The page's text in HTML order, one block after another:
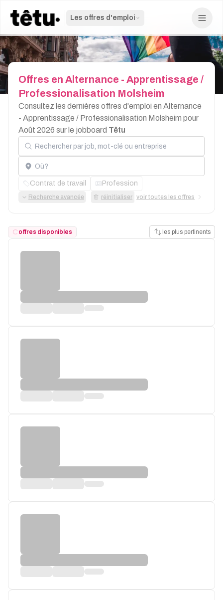
Les offres d'emploi
Offres en Alternance - Apprentissage /
Professionalisation Molsheim
Consultez les dernières offres d'emploi en Alternance
- Apprentissage / Professionalisation Molsheim pour
Août 2026 sur le jobboard Têtu
Rechercher par job, mot-clé ou entreprise
Localisation
Contrat de travail Profession
Recherche avancée réinitialiser voir toutes les offres
offres disponibles les plus pertinents